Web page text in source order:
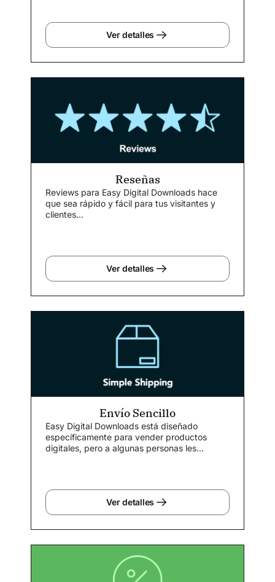
Ver detalles
Reseñas
Reviews para Easy Digital Downloads hace
que sea rápido y fácil para tus visitantes y
clientes...
Ver detalles
Envío Sencillo
Easy Digital Downloads está diseñado
específicamente para vender productos
digitales, pero a algunas personas les
Ver detalles